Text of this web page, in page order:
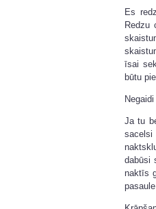
Es
Redzu
īsai
būtu
Ja tu
sacelsi
dabūsi
naktīs